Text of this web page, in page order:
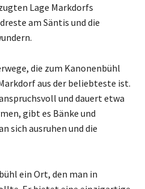
Lage Markdorfs
am Säntis und die
die zum Kanonenbühl
aus der beliebteste ist.
und dauert etwa
gibt es Bänke und
sich ausruhen und die
ein Ort, den man in